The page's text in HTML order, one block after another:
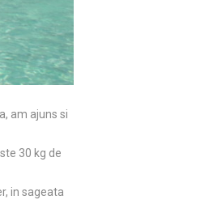
am ajuns si
30 kg de
in sageata